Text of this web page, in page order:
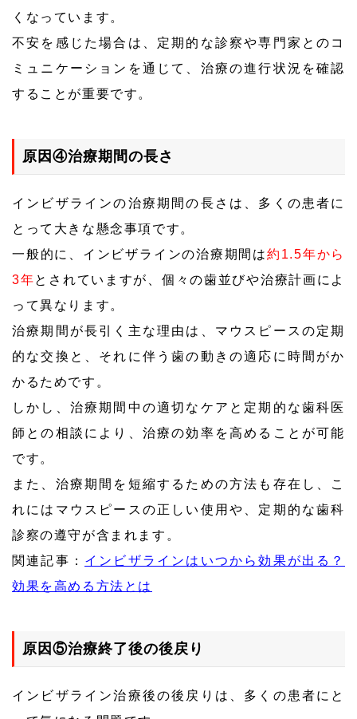
くなっています。
不安を感じた場合は、定期的な診察や専門家とのコ
ミュニケーションを通じて、治療の進行状況を確認
することが重要です。
原因④治療期間の長さ
インビザラインの治療期間の長さは、多くの患者に
とって大きな懸念事項です。
一般的に、インビザラインの治療期間は約1.5年から
3年とされていますが、個々の歯並びや治療計画によ
って異なります。
治療期間が長引く主な理由は、マウスピースの定期
的な交換と、それに伴う歯の動きの適応に時間がか
かるためです。
しかし、治療期間中の適切なケアと定期的な歯科医
師との相談により、治療の効率を高めることが可能
です。
また、治療期間を短縮するための方法も存在し、こ
れにはマウスピースの正しい使用や、定期的な歯科
診察の遵守が含まれます。
関連記事： インビザラインはいつから効果が出る？
効果を高める方法とは
原因⑤治療終了後の後戻り
インビザライン治療後の後戻りは、多くの患者にと